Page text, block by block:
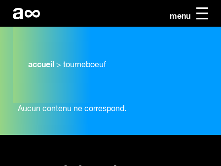
menu
accueil > tourneboeuf
Aucun contenu ne correspond.